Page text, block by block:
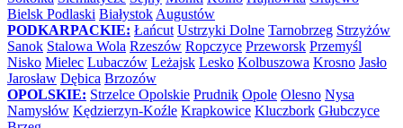
Bielsk Podlaski Białystok Augustów
PODKARPACKIE: Łańcut Ustrzyki Dolne Tarnobrzeg Strzyżów
Sanok Stalowa Wola Rzeszów Ropczyce Przeworsk Przemyśl
Nisko Mielec Lubaczów Leżajsk Lesko Kolbuszowa Krosno Jasło
Jarosław Dębica Brzozów
OPOLSKIE: Strzelce Opolskie Prudnik Opole Olesno Nysa
Namysłów Kędzierzyn-Koźle Krapkowice Kluczbork Głubczyce